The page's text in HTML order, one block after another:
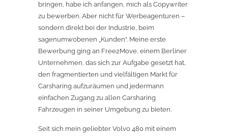
bringen, habe ich anfangen, mich als Copywriter
zu bewerben. Aber nicht für Werbeagenturen –
sondern direkt bei der Industrie, beim
sagenumwobenen „Kunden“. Meine erste
Bewerbung ging an Free2Move, einem Berliner
Unternehmen, das sich zur Aufgabe gesetzt hat,
den fragmentierten und vielfältigen Markt für
Carsharing aufzuräumen und jedermann
einfachen Zugang zu allen Carsharing
Fahrzeugen in seiner Umgebung zu bieten.
Seit sich mein geliebter Volvo 480 mit einem